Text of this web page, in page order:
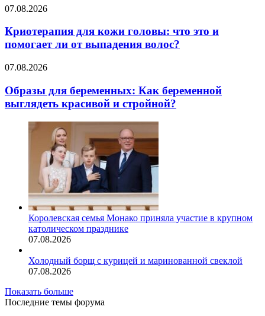
время
Криотерапия
кожи
головы:
что
и
ли
от
07.08.2026
Криотерапия для кожи головы: что это и
помогает ли от выпадения волос?
Образы
беременных:
Как
беременной
выглядеть
красивой
стройной?
07.08.2026
Образы для беременных: Как беременной
выглядеть красивой и стройной?
Королевская семья Монако приняла участие в крупном
католическом празднике
07.08.2026
Холодный борщ с курицей и маринованной свеклой
07.08.2026
Показать больше
Последние темы форума